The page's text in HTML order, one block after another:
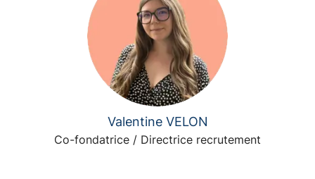
Valentine VELON
Co-fondatrice / Directrice recrutement